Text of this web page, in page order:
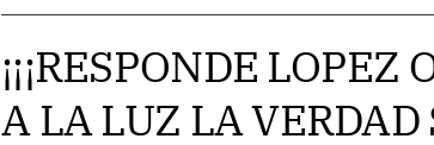
¡¡¡RESPONDE LOPEZ
A LA LUZ LA VERDAD